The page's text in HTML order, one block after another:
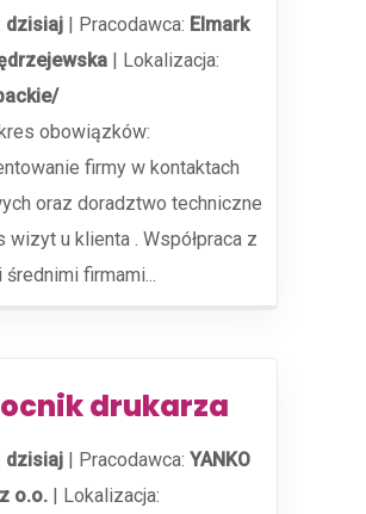
dzisiaj | Pracodawca: Elmark
| Lokalizacja:
obowiązków:
firmy w kontaktach
oraz doradztwo techniczne
wizyt u klienta . Współpraca z
średnimi firmami...
drukarza
dzisiaj | Pracodawca: YANKO
o.o. | Lokalizacja: